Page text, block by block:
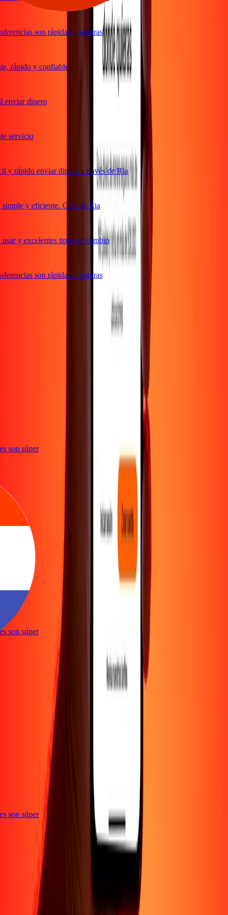
son rápidas y seguras
rápido y confiable
dinero
servicio
rápido enviar dinero a través de Ria
y eficiente. Gracias Ria
y excelentes tipos de cambio
son rápidas y seguras
son súper
son súper
son súper
Blog Corporativo